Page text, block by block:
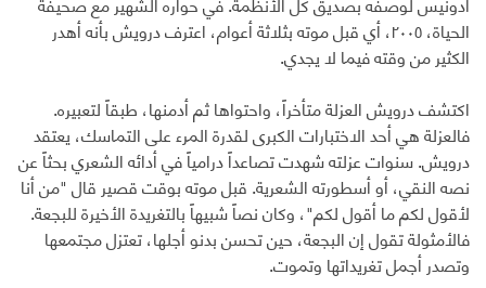
الحياة، ٢٠٠٥، أي قبل موته بثلاثة أعوام، اعترف درويش بأنه أهدر
الكثير من وقته فيما لا يجدي.
اكتشف درويش العزلة متأخراً، واحتواها ثم أدمنها، طبقاً لتعبيره.
فالعزلة هي أحد الاختبارات الكبرى لقدرة المرء على التماسك، يعتقد
درويش. سنوات عزلته شهدت تصاعداً درامياً في أدائه الشعري بحثاً عن
نصه النقي، أو أسطورته الشعرية. قبل موته بوقت قصير قال "من أنا
لأقول لكم ما أقول لكم"، وكان نصاً شبيهاً بالتغريدة الأخيرة للبجعة.
فالأمثولة تقول إن البجعة، حين تحسن بدنو أجلها، تعتزل مجتمعها
وتصدر أجمل تغريداتها وتموت.